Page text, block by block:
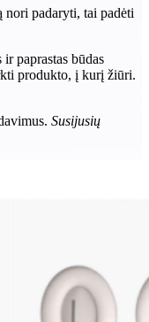
padaryti, tai padėti
paprastas būdas
produkto, į kurį žiūri.
Susijusių